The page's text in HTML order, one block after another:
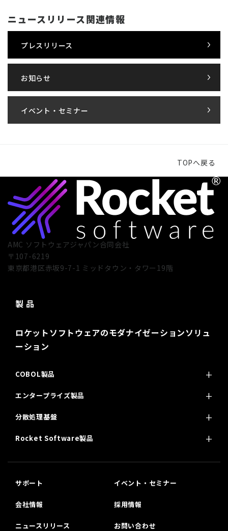
ニュースリリース関連情報
プレスリリース
お知らせ
イベント・セミナー
TOPへ戻る
AMC ソフトウェアジャパン合同会社
〒107-6219
東京都港区赤坂9-7-1 ミッドタウン・タワー19階
製 品
ロケットソフトウェアのモダナイゼーションソリュ
ーション
COBOL製品
エンタープライズ製品
分散処理基盤
Rocket Software製品
サポート イベント・セミナー
会社情報 採用情報
ニュースリリース お問い合わせ